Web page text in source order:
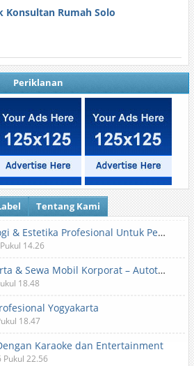
Konsultan Rumah Solo
Periklanan
Tentang Kami
Klinik Dermatologi & Estetika Profesional Untuk Perawatan Kulit dan Kecantikan
14.26
Sewa Mobil Jakarta & Sewa Mobil Korporat – Autotranz Indonesia
18.48
Yogyakarta
18.47
Karaoke dan Entertainment
22.56